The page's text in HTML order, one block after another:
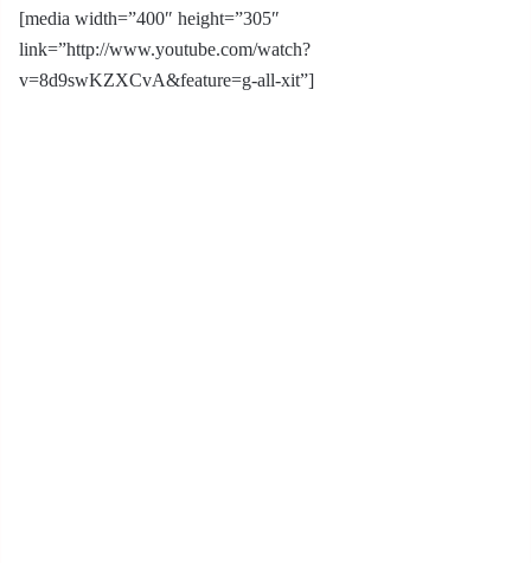
[media width=”400″ height=”305″
link=”http://www.youtube.com/watch?
v=8d9swKZXCvA&feature=g-all-xit”]